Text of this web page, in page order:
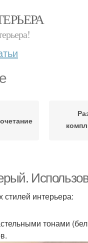
интерьера:
тонами